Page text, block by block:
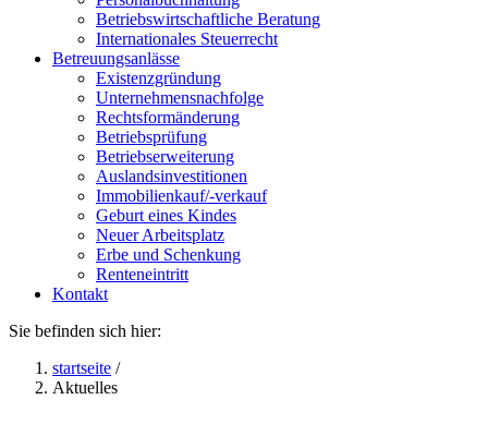
Betriebswirtschaftliche Beratung
Internationales Steuerrecht
Betreuungsanlässe
Existenzgründung
Unternehmensnachfolge
Rechtsformänderung
Betriebsprüfung
Betriebserweiterung
Auslandsinvestitionen
Immobilienkauf/-verkauf
Geburt eines Kindes
Neuer Arbeitsplatz
Erbe und Schenkung
Renteneintritt
Kontakt
Sie befinden sich hier:
startseite /
Aktuelles